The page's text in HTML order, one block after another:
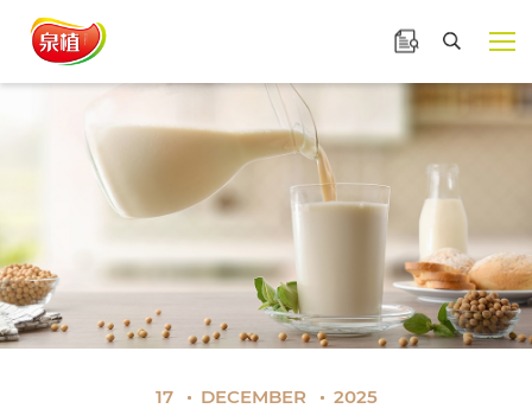
【泉植日—給孩子一個未
泉植食品 產品諮詢
搜尋
展開
17 DECEMBER 2025